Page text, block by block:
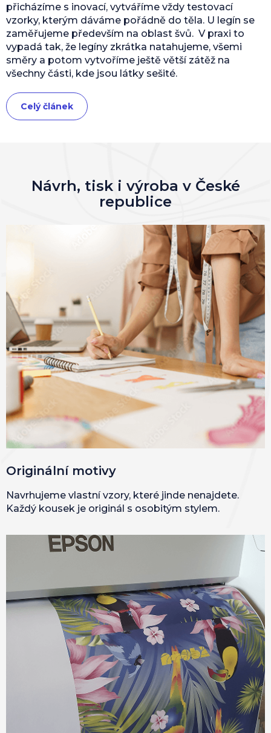
přicházíme s inovací, vytváříme vždy testovací
vzorky, kterým dáváme pořádně do těla. U legín se
zaměřujeme především na oblast švů. V praxi to
vypadá tak, že legíny zkrátka natahujeme, všemi
směry a potom vytvoříme ještě větší zátěž na
všechny části, kde jsou látky sešité.
Celý článek
Návrh, tisk i výroba v České
republice
Originální motivy
Navrhujeme vlastní vzory, které jinde nenajdete.
Každý kousek je originál s osobitým stylem.